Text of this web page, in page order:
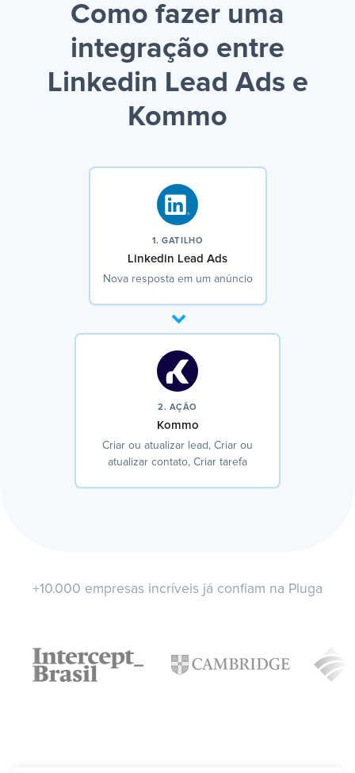
Como fazer uma
integração entre
Linkedin Lead Ads e
Kommo
1. GATILHO
Linkedin Lead Ads
Nova resposta em um anúncio
2. AÇÃO
Kommo
Criar ou atualizar lead, Criar ou
atualizar contato, Criar tarefa
+10.000 empresas incríveis já confiam na Pluga